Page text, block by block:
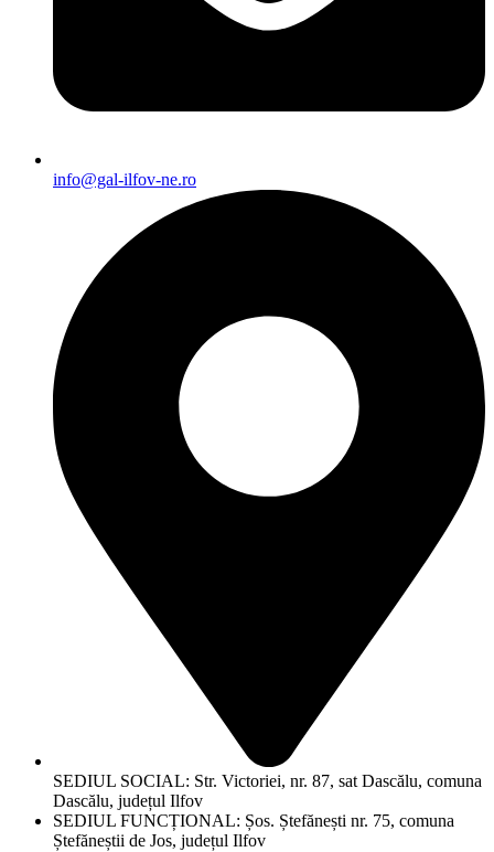
info@gal-ilfov-ne.ro
SEDIUL SOCIAL: Str. Victoriei, nr. 87, sat Dascălu, comuna
Dascălu, județul Ilfov
SEDIUL FUNCȚIONAL: Șos. Ștefănești nr. 75, comuna
Ștefăneștii de Jos, județul Ilfov